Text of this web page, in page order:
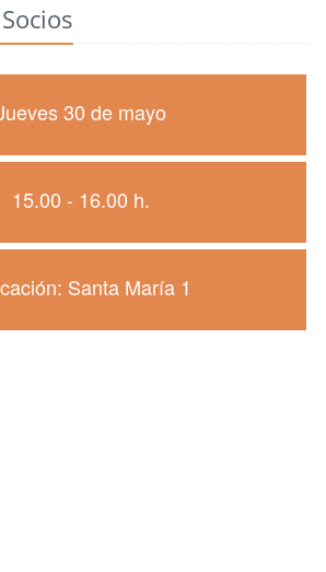
30 de mayo
15.00 - 16.00 h.
Santa María 1